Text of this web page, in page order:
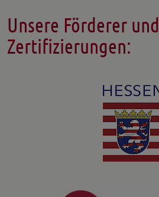
Unsere Förderer und
Zertifizierungen: